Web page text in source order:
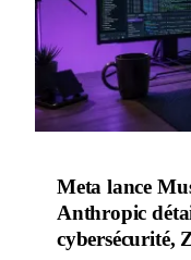
ouverts.
Meta lance
Anthropic
cybersécurité,